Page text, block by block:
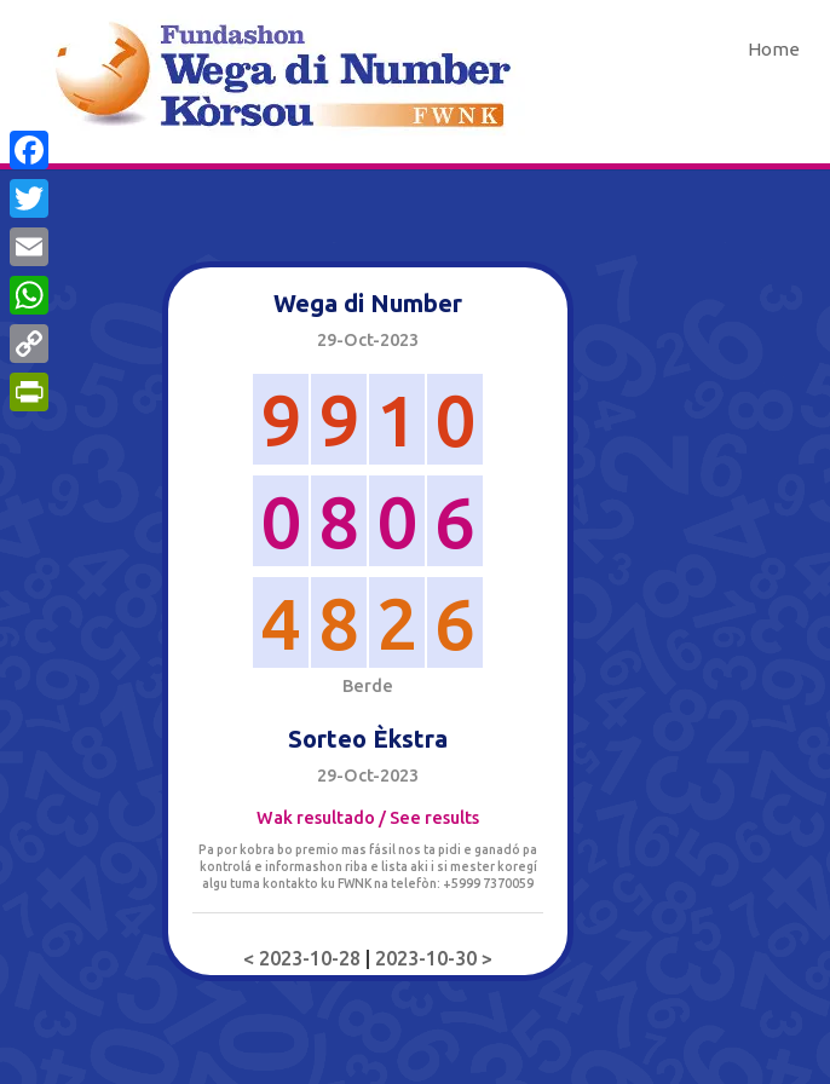
Home
Wega di Number
29-Oct-2023
9 9 1 0
0 8 0 6
4 8 2 6
Berde
Sorteo Èkstra
29-Oct-2023
Wak resultado / See results
Pa por kobra bo premio mas fásil nos ta pidi e ganadó pa
kontrolá e informashon riba e lista aki i si mester koregí
algu tuma kontakto ku FWNK na telefòn: +5999 7370059
< 2023-10-28 2023-10-30 >
Facebook
Twitter
Email
WhatsApp
Copy